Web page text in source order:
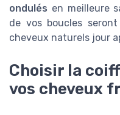
ondulés en meilleure
de vos boucles
cheveux naturels jour
Choisir la
vos cheveux